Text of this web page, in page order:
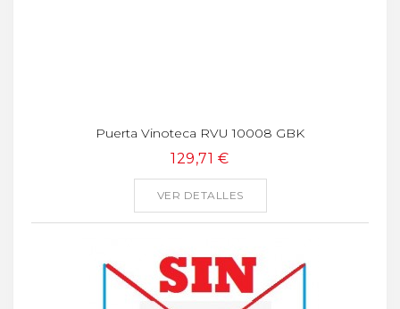
Puerta Vinoteca RVU 10008 GBK
129,71 €
VER DETALLES